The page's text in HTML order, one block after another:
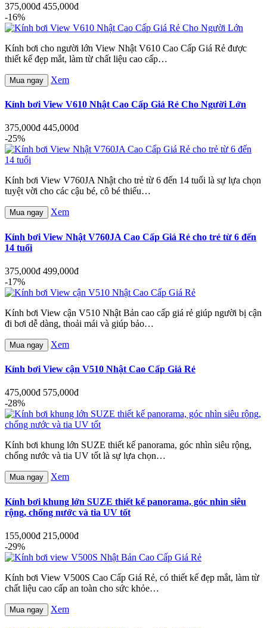
375,000đ 455,000đ
-16%
Kính bơi cho người lớn View Nhật V610 Cao Cấp Giá Rẻ được
thiết kế đẹp mắt, làm từ chất liệu cao cấp…
Mua ngay Xem
Kính bơi View V610 Nhật Cao Cấp Giá Rẻ Cho Người Lớn
375,000đ 445,000đ
-25%
Kính bơi View V760JA Nhật cho trẻ từ 6 đến 14 tuổi là sự lựa chọn
tuyệt vời cho các cậu bé, cô bé thiếu…
Mua ngay Xem
Kính bơi View Nhật V760JA Cao Cấp Giá Rẻ cho trẻ từ 6 đến
14 tuổi
375,000đ 499,000đ
-17%
Kính bơi View cận V510 Nhật Bản cao cấp giá rẻ giúp người bị cận
đi bơi dễ dàng, thoải mái và giúp bảo…
Mua ngay Xem
Kính bơi View cận V510 Nhật Cao Cấp Giá Rẻ
475,000đ 575,000đ
-28%
Kính bơi khung lớn SUZE thiết kế panorama, góc nhìn siêu rộng,
chống nước và tia UV tốt là sự lựa chọn…
Mua ngay Xem
Kính bơi khung lớn SUZE thiết kế panorama, góc nhìn siêu
rộng, chống nước và tia UV tốt
155,000đ 215,000đ
-29%
Kính bơi View V500S Cao Cấp Giá Rẻ, có thiết kế đẹp mắt, làm từ
chất liệu cao cấp an toàn cho sức khỏe…
Mua ngay Xem